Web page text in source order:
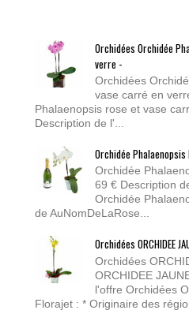
Orchidées Orchidée
verre -
Orchidées
vase carré en
Phalaenopsis rose et vase
Description de l'...
Orchidée Phalaenopsis
Orchidée
69 € Description
Orchidée
de AuNomDeLaRose...
Orchidées ORCHIDEE
Orchidées
ORCHIDEE
l'offre Orchidées
Florajet : * Originaire des